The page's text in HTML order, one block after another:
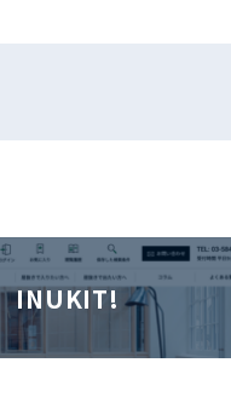
INUKIT!